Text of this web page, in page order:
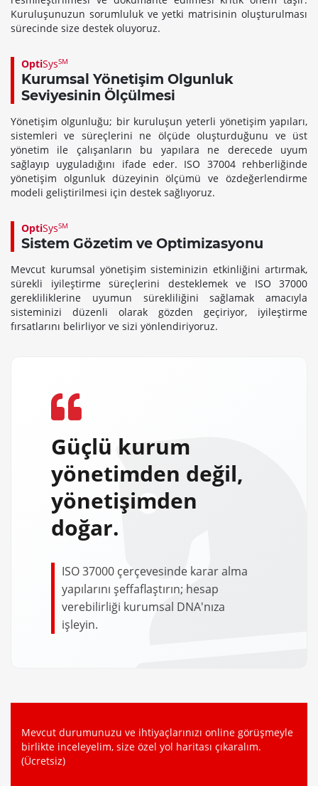
Kuruluşunuzun sorumluluk ve yetki matrisinin oluşturulması
sürecinde size destek oluyoruz.
OptiSysSM
Kurumsal Yönetişim Olgunluk
Seviyesinin Ölçülmesi
Yönetişim olgunluğu; bir kuruluşun yeterli yönetişim yapıları,
sistemleri ve süreçlerini ne ölçüde oluşturduğunu ve üst
yönetim ile çalışanların bu yapılara ne derecede uyum
sağlayıp uyguladığını ifade eder. ISO 37004 rehberliğinde
yönetişim olgunluk düzeyinin ölçümü ve özdeğerlendirme
modeli geliştirilmesi için destek sağlıyoruz.
OptiSysSM
Sistem Gözetim ve Optimizasyonu
Mevcut kurumsal yönetişim sisteminizin etkinliğini artırmak,
sürekli iyileştirme süreçlerini desteklemek ve ISO 37000
gerekliliklerine uyumun sürekliliğini sağlamak amacıyla
sisteminizi düzenli olarak gözden geçiriyor, iyileştirme
fırsatlarını belirliyor ve sizi yönlendiriyoruz.
Güçlü kurum
yönetimden değil,
yönetişimden
doğar.
ISO 37000 çerçevesinde karar alma
yapılarını şeffaflaştırın; hesap
verebilirliği kurumsal DNA'nıza
işleyin.
Mevcut durumunuzu ve ihtiyaçlarınızı online görüşmeyle
birlikte inceleyelim, size özel yol haritası çıkaralım.
(Ücretsiz)